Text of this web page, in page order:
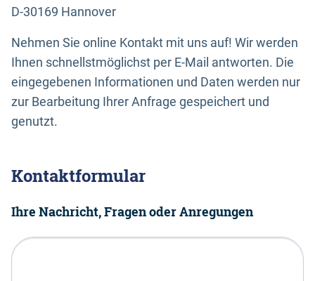
D-30169 Hannover
Nehmen Sie online Kontakt mit uns auf! Wir werden
Ihnen schnellstmöglichst per E-Mail antworten. Die
eingegebenen Informationen und Daten werden nur
zur Bearbeitung Ihrer Anfrage gespeichert und
genutzt.
Kontaktformular
Ihre Nachricht, Fragen oder Anregungen